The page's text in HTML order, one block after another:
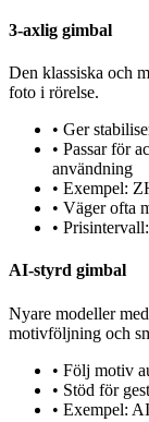
3-axlig gimbal
Den klassiska och
foto i rörelse.
• Ger
• Passar för
användning
• Exempel:
• Väger ofta
•
AI-styrd gimbal
Nyare modeller
motivföljning och
• Följ motiv
• Stöd för
• Exempel: